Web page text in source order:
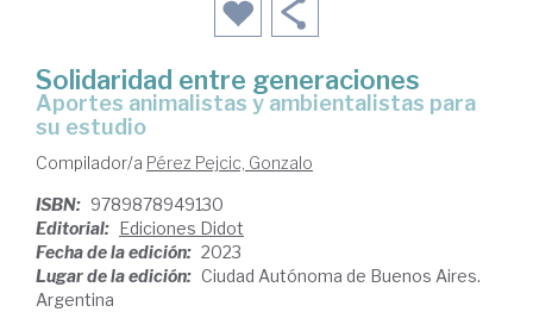
Solidaridad entre generaciones
Aportes animalistas y ambientalistas para
su estudio
Compilador/a Pérez Pejcic, Gonzalo
ISBN: 9789878949130
Editorial: Ediciones Didot
Fecha de la edición: 2023
Lugar de la edición: Ciudad Autónoma de Buenos Aires.
Argentina